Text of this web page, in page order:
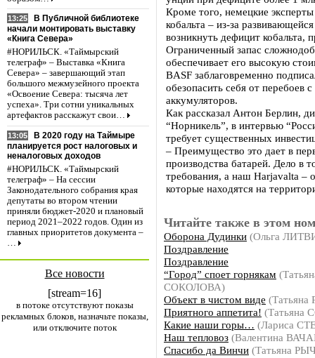
13:25
В Публичной библиотеке
начали монтировать выставку
«Книга Севера»
#НОРИЛЬСК. «Таймырский
телеграф» – Выставка «Книга
Севера» – завершающий этап
большого межмузейного проекта
«Освоение Севера: тысяча лет
успеха». Три сотни уникальных
артефактов расскажут свои…
13:05
В 2020 году на Таймыре
планируется рост налоговых и
неналоговых доходов
#НОРИЛЬСК. «Таймырский
телеграф» – На сессии
Законодательного собрания края
депутаты во втором чтении
приняли бюджет-2020 и плановый
период 2021–2022 годов. Один из
главных приоритетов документа –
…
Все новости
[stream=16]
в потоке отсутствуют показы
рекламных блоков, назначьте показы,
или отключите поток
Кроме того, немецкие
кобальта – из-за
возникнуть дефицит кобальта,
Ограниченный запас
обеспечивает его высокую
BASF заблаговременно
обезопасить себя от перебоев
аккумуляторов.
Как рассказал Антон Берлин,
“Норникель”, в интервью
требует существенных
– Преимущество это дает в
производства батарей. Дело в
требования, а наш Harjavalta –
которые находятся на
Читайте также в этом
Оборона Дудинки (Ольга
Поздравление
Поздравление
“Город” споет горнякам
СОКОЛОВА)
Объект в чистом виде
Приятного аппетита! (Татьяна
Какие наши горы… (Лариса
Наш тепловоз (Валентина
Спасибо да Винчи (Татьяна